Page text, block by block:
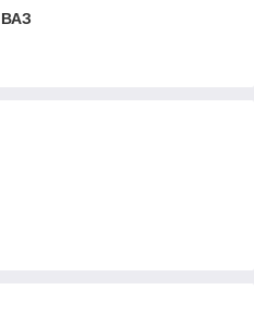
ВАЗ